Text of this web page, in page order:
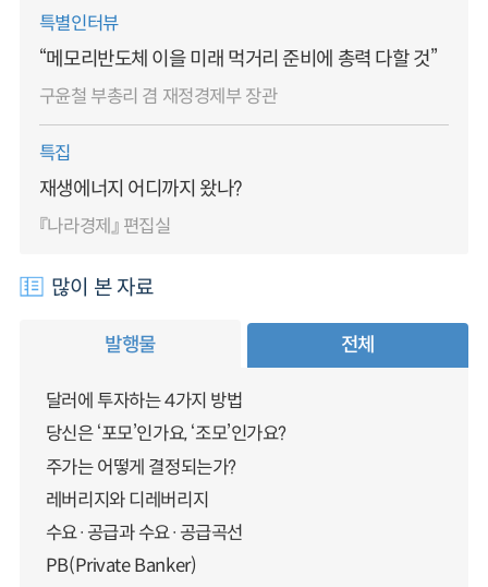
특별인터뷰
“메모리반도체 이을 미래 먹거리 준비에 총력 다할 것”
구윤철 부총리 겸 재정경제부 장관
특집
재생에너지 어디까지 왔나?
『나라경제』 편집실
많이 본 자료
발행물 전체
달러에 투자하는 4가지 방법
당신은 ‘포모’인가요, ‘조모’인가요?
주가는 어떻게 결정되는가?
레버리지와 디레버리지
수요·공급과 수요·공급곡선
PB(Private Banker)